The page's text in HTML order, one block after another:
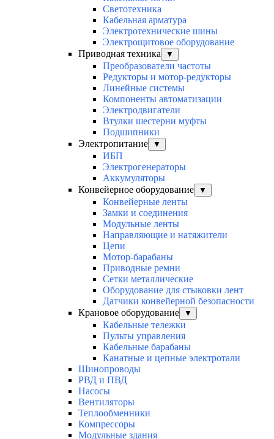
Светотехника
Кабельная арматура
Электротехнические шины
Электрощитовое оборудование
Приводная техника
▼
Преобразователи частоты
Редукторы и мотор-редукторы
Линейные системы
Компоненты автоматизации
Электродвигатели
Втулки шестерни муфты
Подшипники
Электропитание
▼
ИБП
Электрогенераторы
Аккумуляторы
Конвейерное оборудование
▼
Конвейерные ленты
Замки и соединения
Модульные ленты
Направляющие и натяжители
Цепи
Мотор-барабаны
Приводные ремни
Сетки металлические
Оборудование для стыковки лент
Датчики конвейерной безопасности
Крановое оборудование
▼
Кабельные тележки
Пульты управления
Кабельные барабаны
Канатные и цепные электротали
Шинопроводы
РВД и ПВД
Насосы
Вентиляторы
Теплообменники
Компрессоры
Модульные здания